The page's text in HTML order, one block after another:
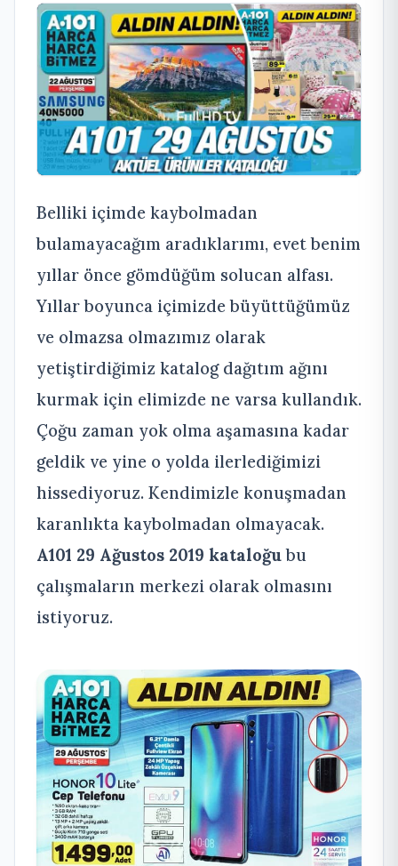
Belliki içimde kaybolmadan
bulamayacağım aradıklarımı, evet benim
yıllar önce gömdüğüm solucan alfası.
Yıllar boyunca içimizde büyüttüğümüz
ve olmazsa olmazımız olarak
yetiştirdiğimiz katalog dağıtım ağını
kurmak için elimizde ne varsa kullandık.
Çoğu zaman yok olma aşamasına kadar
geldik ve yine o yolda ilerlediğimizi
hissediyoruz. Kendimizle konuşmadan
karanlıkta kaybolmadan olmayacak.
A101 29 Ağustos 2019 kataloğubu
çalışmaların merkezi olarak olmasını
istiyoruz.